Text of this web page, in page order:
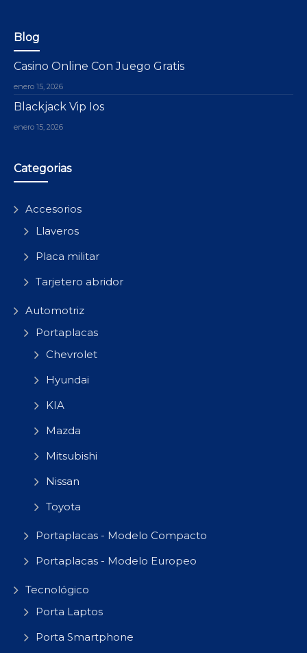
Blog
Casino Online Con Juego Gratis
enero 15, 2026
Blackjack Vip Ios
enero 15, 2026
Categorias
Accesorios
Llaveros
Placa militar
Tarjetero abridor
Automotriz
Portaplacas
Chevrolet
Hyundai
KIA
Mazda
Mitsubishi
Nissan
Toyota
Portaplacas - Modelo Compacto
Portaplacas - Modelo Europeo
Tecnológico
Porta Laptos
Porta Smartphone